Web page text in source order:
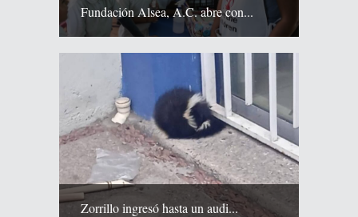
Fundación Alsea, A.C. abre con...
Zorrillo ingresó hasta un audi...